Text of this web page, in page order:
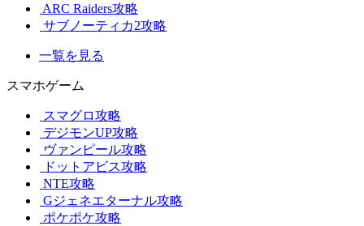
ARC Raiders攻略
サブノーティカ2攻略
一覧を見る
スマホゲーム
スマグロ攻略
デジモンUP攻略
ヴァンピール攻略
ドットアビス攻略
NTE攻略
Gジェネエターナル攻略
ポケポケ攻略